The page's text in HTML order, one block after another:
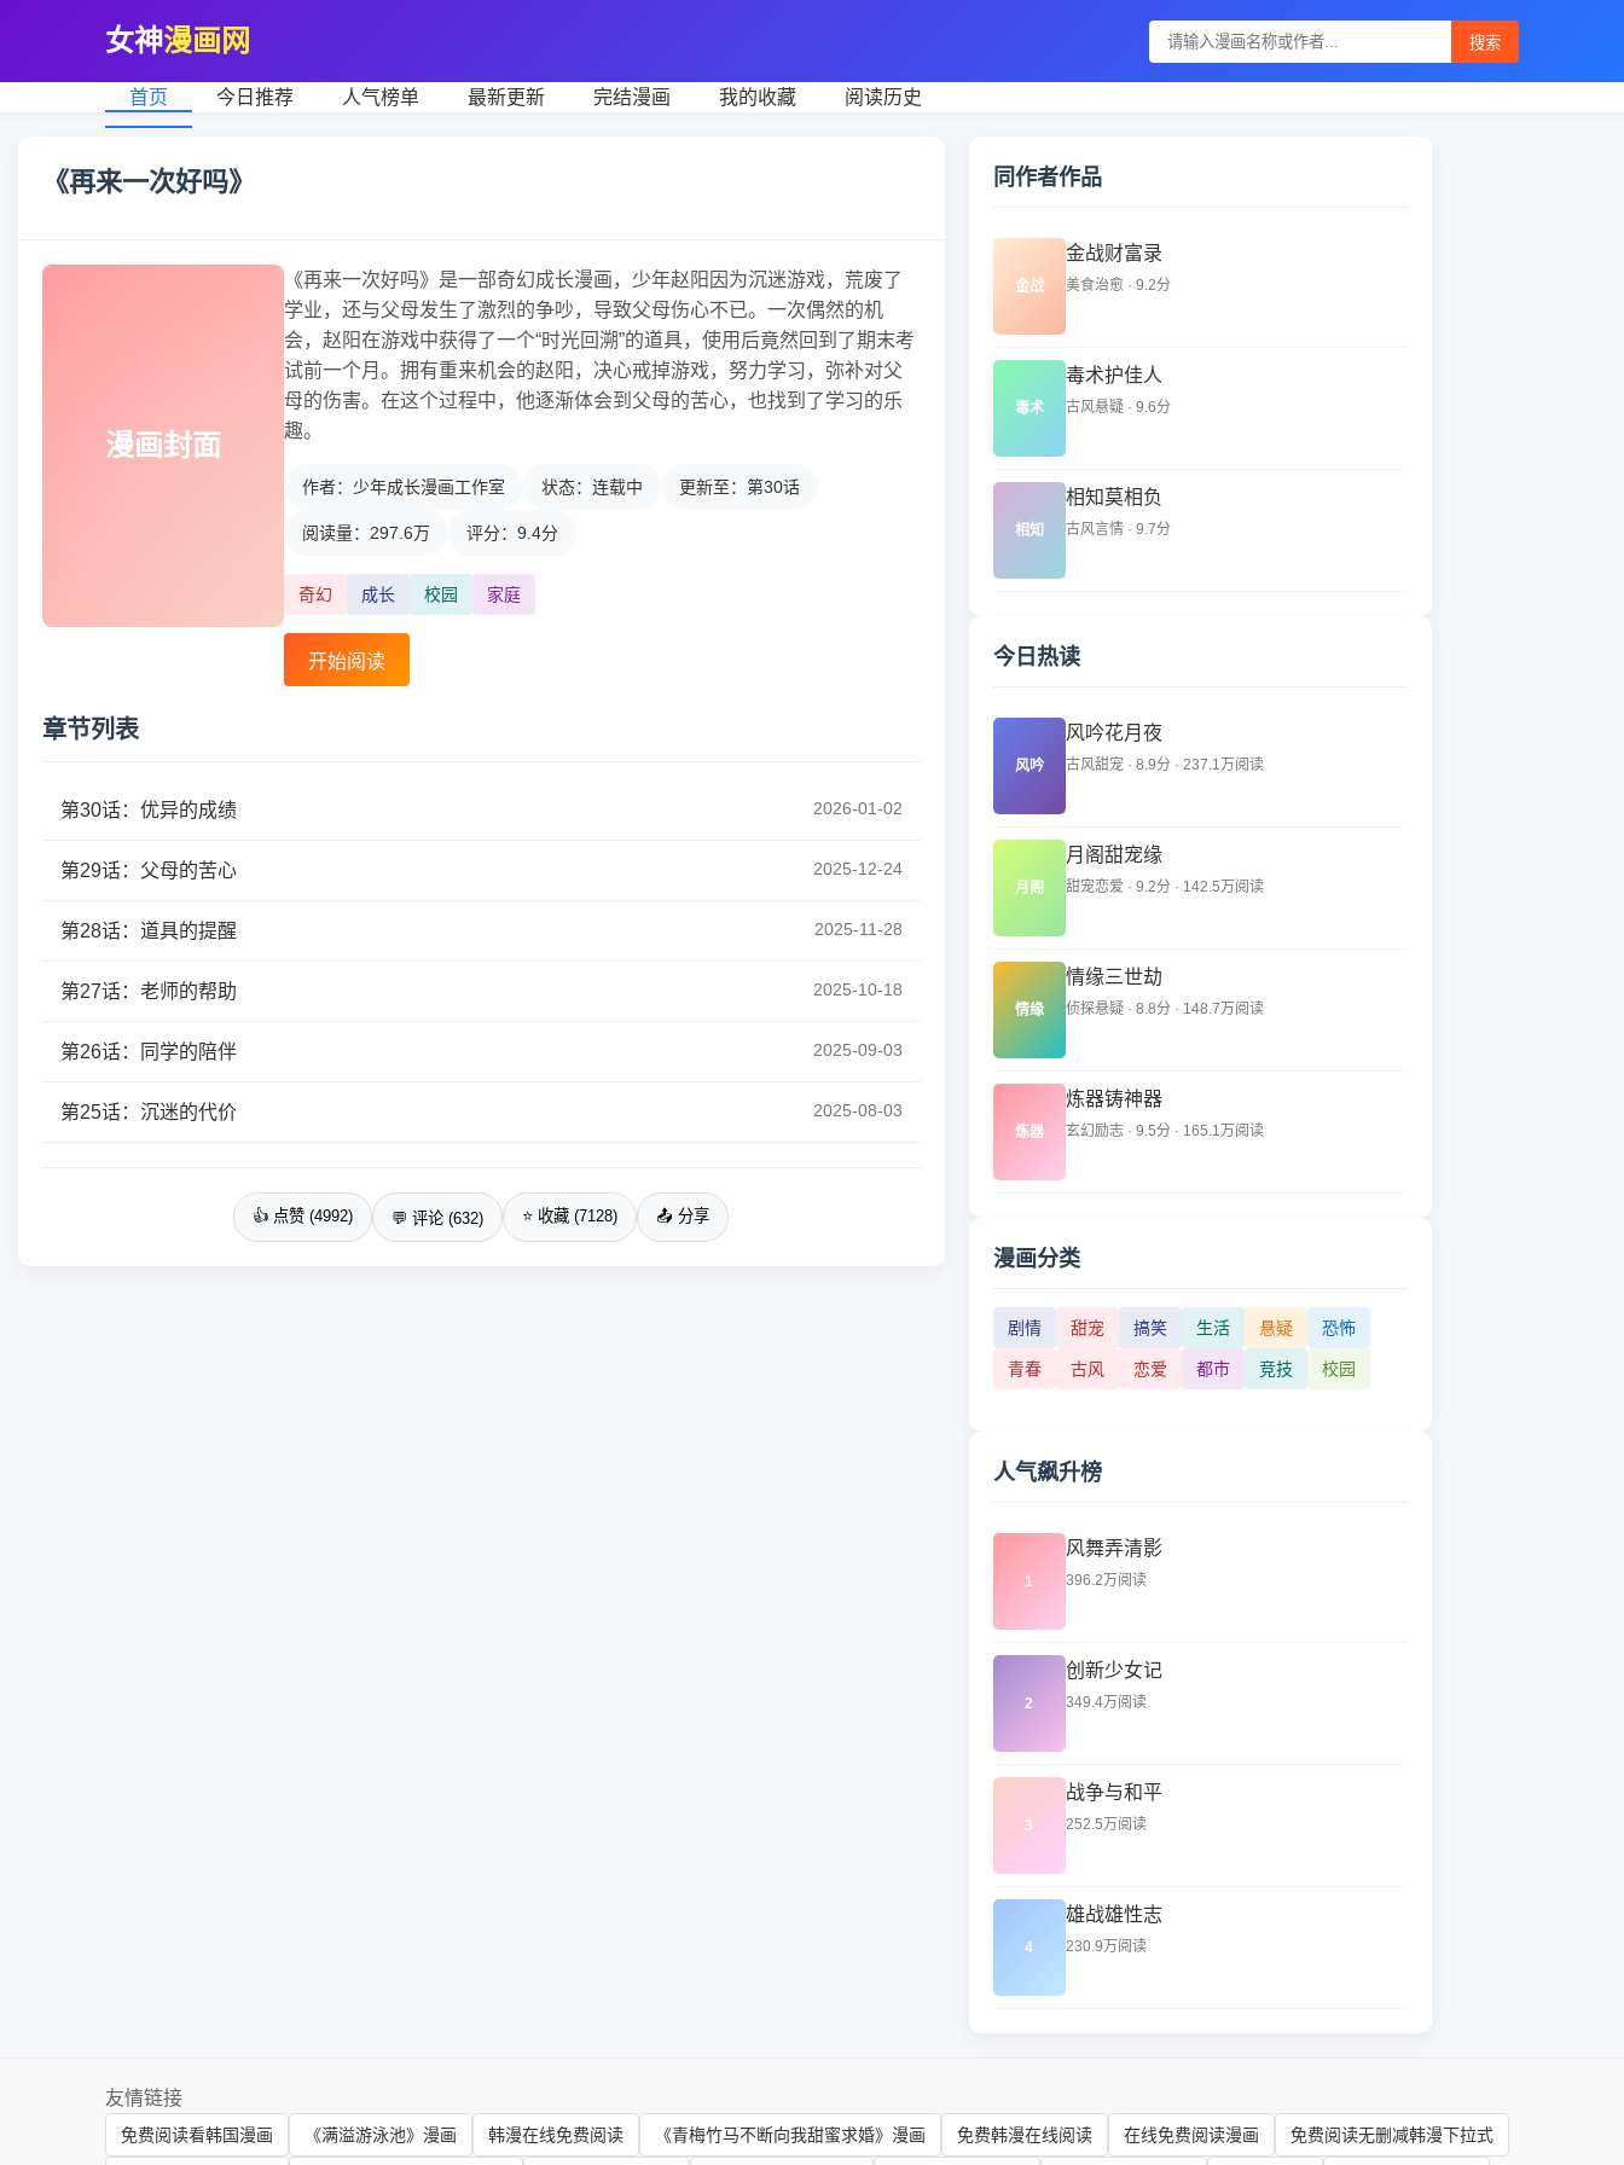
女神漫画网 搜索
首页 今日推荐 人气榜单 最新更新 完结漫画 我的收藏 阅读历史
《再来一次好吗》
漫画封面
《再来一次好吗》是一部奇幻成长漫画，少年赵阳因为沉迷游戏，荒废了
学业，还与父母发生了激烈的争吵，导致父母伤心不已。一次偶然的机
会，赵阳在游戏中获得了一个“时光回溯”的道具，使用后竟然回到了期末考
试前一个月。拥有重来机会的赵阳，决心戒掉游戏，努力学习，弥补对父
母的伤害。在这个过程中，他逐渐体会到父母的苦心，也找到了学习的乐
趣。
作者：少年成长漫画工作室 状态：连载中 更新至：第30话
阅读量：297.6万 评分：9.4分
奇幻 成长 校园 家庭
开始阅读
章节列表
第30话：优异的成绩 2026-01-02
第29话：父母的苦心 2025-12-24
第28话：道具的提醒 2025-11-28
第27话：老师的帮助 2025-10-18
第26话：同学的陪伴 2025-09-03
第25话：沉迷的代价 2025-08-03
👍 点赞 (4992) 💬 评论 (632) ⭐ 收藏 (7128) 📤 分享
今日热读
风吟
风吟花月夜
古风甜宠 · 8.9分 · 237.1万阅读
月阁
月阁甜宠缘
甜宠恋爱 · 9.2分 · 142.5万阅读
情缘
情缘三世劫
侦探悬疑 · 8.8分 · 148.7万阅读
炼器
炼器铸神器
玄幻励志 · 9.5分 · 165.1万阅读
漫画分类
剧情 甜宠 搞笑 生活 悬疑 恐怖
青春 古风 恋爱 都市 竞技 校园
人气飙升榜
1
风舞弄清影
396.2万阅读
2
创新少女记
349.4万阅读
3
战争与和平
252.5万阅读
4
雄战雄性志
230.9万阅读
同作者作品
金战
金战财富录
美食治愈 · 9.2分
毒术
毒术护佳人
古风悬疑 · 9.6分
相知
相知莫相负
古风言情 · 9.7分
友情链接
免费阅读看韩国漫画 《满溢游泳池》漫画 韩漫在线免费阅读 《青梅竹马不断向我甜蜜求婚》漫画 免费韩漫在线阅读 在线免费阅读漫画 免费阅读无删减韩漫下拉式